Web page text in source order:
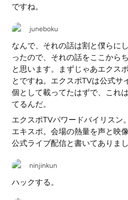
ですね。
juneboku
なんで、それの話は割と僕らに
ったので、それの話をここから
と思います。まずじゃあエクス
とですね。エクスポTVは公式サ
個として載ってたはずで、これ
てるんだ。
エクスポTVパワードバイリスン
エキスポ。会場の熱量を声と映
公式ライブ配信と書いてありまし
ninjinkun
ハックする。